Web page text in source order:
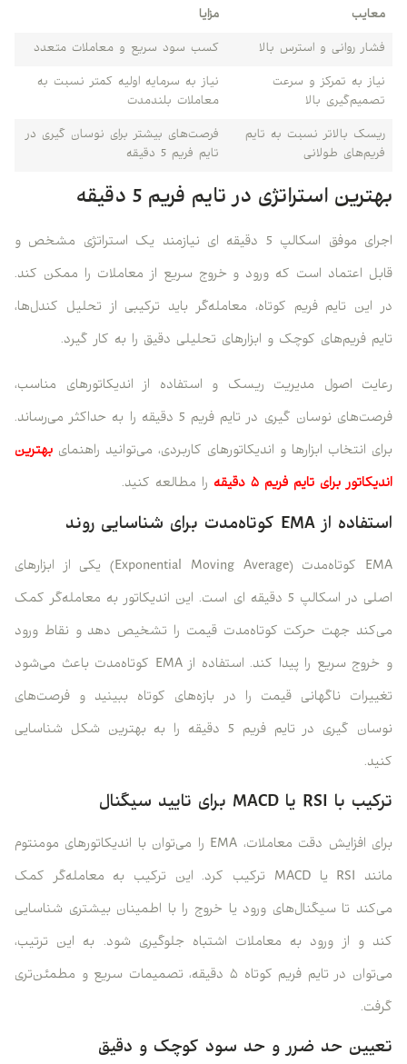
معایب مزایا
فشار روانی و استرس بالا کسب سود سریع و معاملات متعدد
نیاز به تمرکز و سرعت
تصمیم‌گیری بالا
نیاز به سرمایه اولیه کمتر نسبت به
معاملات بلندمدت
ریسک بالاتر نسبت به تایم
فریم‌های طولانی
فرصت‌های بیشتر برای نوسان گیری در
تایم فریم 5 دقیقه
بهترین استراتژی در تایم فریم 5 دقیقه
اجرای موفق اسکالپ 5 دقیقه ای نیازمند یک استراتژی مشخص و
قابل اعتماد است که ورود و خروج سریع از معاملات را ممکن کند.
در این تایم فریم کوتاه، معامله‌گر باید ترکیبی از تحلیل کندل‌ها،
تایم فریم‌های کوچک و ابزارهای تحلیلی دقیق را به کار گیرد.
رعایت اصول مدیریت ریسک و استفاده از اندیکاتورهای مناسب،
فرصت‌های نوسان گیری در تایم فریم 5 دقیقه را به حداکثر می‌رساند.
برای انتخاب ابزارها و اندیکاتورهای کاربردی، می‌توانید راهنمای بهترین
اندیکاتور برای تایم فریم ۵ دقیقه
را مطالعه کنید.
استفاده از EMA کوتاه‌مدت برای شناسایی روند
EMA کوتاه‌مدت (Exponential Moving Average) یکی از ابزارهای
اصلی در اسکالپ 5 دقیقه ای است. این اندیکاتور به معامله‌گر کمک
می‌کند جهت حرکت کوتاه‌مدت قیمت را تشخیص دهد و نقاط ورود
و خروج سریع را پیدا کند. استفاده از EMA کوتاه‌مدت باعث می‌شود
تغییرات ناگهانی قیمت را در بازه‌های کوتاه ببینید و فرصت‌های
نوسان گیری در تایم فریم 5 دقیقه را به بهترین شکل شناسایی
کنید.
ترکیب با RSI یا MACD برای تایید سیگنال
برای افزایش دقت معاملات، EMA را می‌توان با اندیکاتورهای مومنتوم
مانند RSI یا MACD ترکیب کرد. این ترکیب به معامله‌گر کمک
می‌کند تا سیگنال‌های ورود یا خروج را با اطمینان بیشتری شناسایی
کند و از ورود به معاملات اشتباه جلوگیری شود. به این ترتیب،
می‌توان در تایم فریم کوتاه ۵ دقیقه، تصمیمات سریع و مطمئن‌تری
گرفت.
تعیین حد ضرر و حد سود کوچک و دقیق